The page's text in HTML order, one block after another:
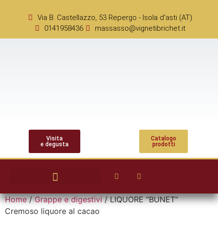
Via B. Castellazzo, 53 Repergo - Isola d'asti (AT)
0141958436
massasso@vignetibrichet.it
Visita
e degusta
Catalogo
prodotti
Home/Grappe e digestivi/ LIQUORE “BUNET”
Cremoso liquore al cacao